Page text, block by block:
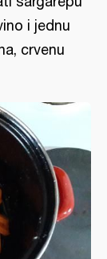
i jednu
crvenu